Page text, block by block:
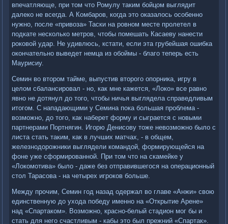
впечатляюще, при том что Ромулу таким бойцом выглядит
далеко не всегда. А Комбаров, когда это оказалось особенно
нужно, после «привоза» Таски на ровном месте пролетел в
подкате несколько метров, чтобы помешать Касаеву нанести
роковой удар. Не удивлюсь, кстати, если эта грубейшая ошибка
окончательно выведет немца из обоймы - благо теперь есть
Маурисиу.
Семин во втором тайме, выпустив второго опорника, игру в
целом сбалансировал - но, как мне кажется, «Локо» все равно
явно не дотянул до того, чтобы ничья выглядела справедливым
итогом. С нападающими у Семина пока большая проблема -
возможно, до того, как наберет форму и сыграется с новыми
партнерами Портнягин. Игорю Денисову тоже невозможно было с
листа стать таким, как в лучших матчах, - в общем,
железнодорожники выглядели командой, формирующейся на
фоне уже сформированной. При том что на скамейке у
«Локомотива» было - даже без отправившегося на операционный
стол Тарасова - на четырех игроков больше.
Между прочим, Семин год назад одержал во главе «Анжи» свою
единственную до ухода победу именно на «Открытие Арене»
над «Спартаком». Возможно, красно-белый стадион мог бы и
стать для него счастливым - кабы это был прежний «Спартак».